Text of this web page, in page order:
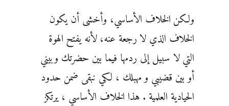
ولكن الخلاف الأساسي، وأخشى أن يكون
الخلاف الذي لا رجعة عنه، لأنه يفتح الهوة
التي لا سبيل إلى ردمها فيما بين حضرتك وبيني
أو بين قضيبي و مهبلك ، لكي نبقى ضمن حدود
الحيادية العلمية . هذا الخلاف الأساسي ، يرتكز